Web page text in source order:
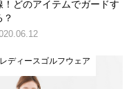
！どのアイテムでガードす
？
レディースゴルフウェア